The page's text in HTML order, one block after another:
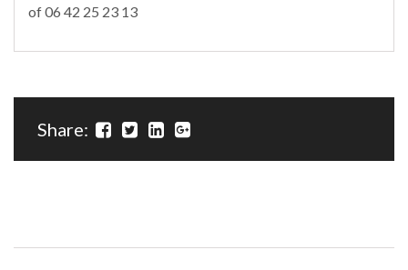
of 06 42 25 23 13
Share: